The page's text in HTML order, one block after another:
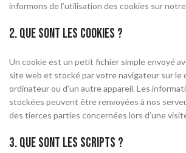
informons de l’utilisation des cookies sur
2. Que sont les cookies ?
Un cookie est un petit fichier simple envoyé
site web et stocké par votre navigateur sur le
ordinateur ou d’un autre appareil. Les
stockées peuvent être renvoyées à nos
des tierces parties concernées lors d’une
3. Que sont les scripts ?